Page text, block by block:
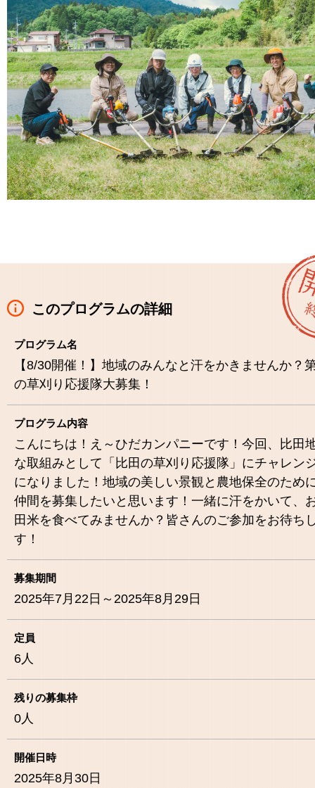
このプログラムの詳細
プログラム名
【8/30開催！】地域のみんなと汗をかきませんか？
の草刈り応援隊大募集！
プログラム内容
こんにちは！え～ひだカンパニーです！今回、比田
な取組みとして「比田の草刈り応援隊」にチャレン
になりました！地域の美しい景観と農地保全のため
仲間を募集したいと思います！一緒に汗をかいて、
田米を食べてみませんか？皆さんのご参加をお待ち
す！
募集期間
2025年7月22日～2025年8月29日
定員
6 人
残りの募集枠
0 人
開催日時
2025年8月30日